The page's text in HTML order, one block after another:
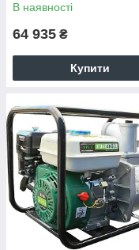
В наявності
64 935 ₴
Купити